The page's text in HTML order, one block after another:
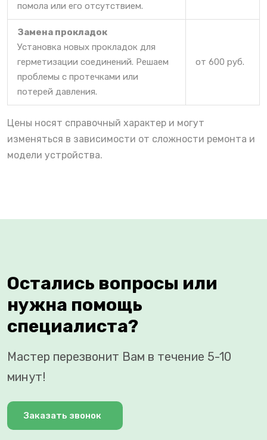
помола или его отсутствием.
Замена прокладок
Установка новых прокладок для
герметизации соединений. Решаем
проблемы с протечками или
потерей давления.
от 600 руб.
Цены носят справочный характер и могут
изменяться в зависимости от сложности ремонта и
модели устройства.
Остались вопросы или
нужна помощь
специалиста?
Мастер перезвонит Вам в течение 5-10
минут!
Заказать звонок